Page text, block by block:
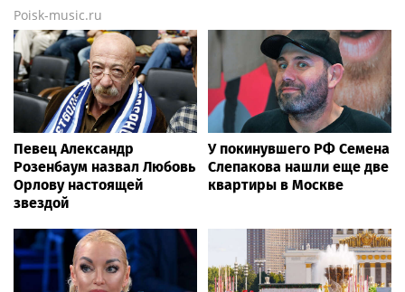
Poisk-music.ru
Певец Александр
Розенбаум назвал Любовь
Орлову настоящей
звездой
У покинувшего РФ Семена
Слепакова нашли еще две
квартиры в Москве